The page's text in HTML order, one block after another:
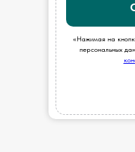
«Нажимая на
персональных